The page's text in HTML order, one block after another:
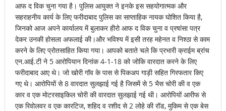
आफ द विक चुना गया है। पुलिस आयुक्त ने इनके इस सहयोगात्मक और
सहराहनीय कार्य के लिए फरीदाबाद पुलिस का साप्ताहिक नायक घोशित किया है,
जिनको आज अपने कार्यालय में बुलाकर हीरो आफ द विक चुना व प्रषांसा पत्र
देकर उनकी होसला अफलाई की।और भविश्य में इसी तरह महेनत व निश्ठा से काम
करने के लिए प्रोतसाहित किया गया। आपको बताते चले कि प्रभारी क्राईम ब्रांच
एन.आई.टी ने 5 आरोपियान दिनांक 4-1-18 को जोकि वारदात करने के लिए
फरीदाबाद आए थे। जो खोरी गॉव के पास से पिकअप गाड़ी सहित गिरफतार किए
गए थे। आरोपियों से 8 वारदात सुलझाई गई है जिसमें से 5 भैस चोरी की व एक
कार व एक मोटरसाइकिल चोरी की वारदात सुलझाई गई थी। आरोपियों आरीफ से
एक रिवोलवर व एक कारटिज, शहिद व रशीद से 2 लोहे की रॉड, मुकिम से एक बेस